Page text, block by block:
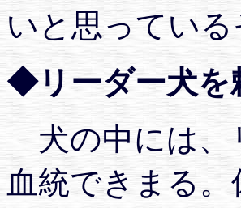
いと思ってい
◆リーダー犬を
犬の中には、
血統できまる